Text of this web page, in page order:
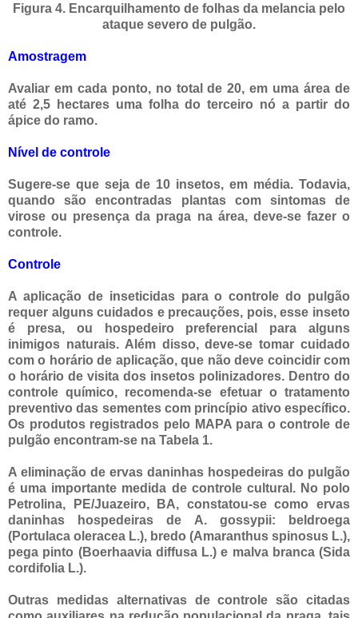
Figura 4. Encarquilhamento de folhas da melancia pelo
ataque severo de pulgão.
Amostragem
Avaliar em cada ponto, no total de 20, em uma área de
até 2,5 hectares uma folha do terceiro nó a partir do
ápice do ramo.
Nível de controle
Sugere-se que seja de 10 insetos, em média. Todavia,
quando são encontradas plantas com sintomas de
virose ou presença da praga na área, deve-se fazer o
controle.
Controle
A aplicação de inseticidas para o controle do pulgão
requer alguns cuidados e precauções, pois, esse inseto
é presa, ou hospedeiro preferencial para alguns
inimigos naturais. Além disso, deve-se tomar cuidado
com o horário de aplicação, que não deve coincidir com
o horário de visita dos insetos polinizadores. Dentro do
controle químico, recomenda-se efetuar o tratamento
preventivo das sementes com princípio ativo específico.
Os produtos registrados pelo MAPA para o controle de
pulgão encontram-se na Tabela 1.
A eliminação de ervas daninhas hospedeiras do pulgão
é uma importante medida de controle cultural. No polo
Petrolina, PE/Juazeiro, BA, constatou-se como ervas
daninhas hospedeiras de A. gossypii: beldroega
(Portulaca oleracea L.), bredo (Amaranthus spinosus L.),
pega pinto (Boerhaavia diffusa L.) e malva branca (Sida
cordifolia L.).
Outras medidas alternativas de controle são citadas